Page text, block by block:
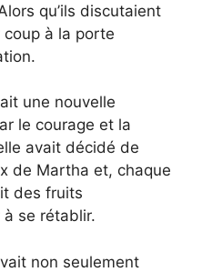
qu’ils discutaient
à la porte
une nouvelle
le courage et la
avait décidé de
de Martha et, chaque
des fruits
à se rétablir.
non seulement